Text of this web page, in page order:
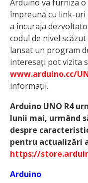
Arduino va furniza
împreună cu link-
a încuraja
codul de nivel
lansat un program
interesați pot vizita
www.arduino.cc/
informații.
Arduino UNO R4
lunii mai, urmând
despre
pentru actualizări
https://
Arduino